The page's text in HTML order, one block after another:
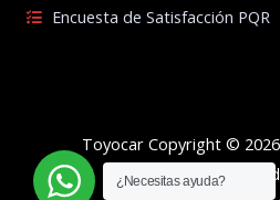
Encuesta de Satisfacción PQR
Toyocar Copyright ©
¿Necesitas ayuda?